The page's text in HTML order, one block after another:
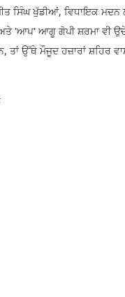
ਸਿੰਘ ਖੁੱਡੀਆਂ, ਵਿਧਾਇਕ ਮਦਨ
ਅਤੇ 'ਆਪ' ਆਗੂ ਗੋਪੀ ਸ਼ਰਮਾ ਵੀ
ਤਾਂ ਉੱਥੇ ਮੌਜੂਦ ਹਜ਼ਾਰਾਂ ਸ਼ਹਿਰ